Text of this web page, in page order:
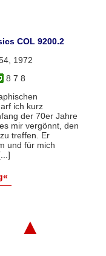
COL 9200.2
1972
8 7 8
ich kurz
der 70er Jahre
mir vergönnt, den
treffen. Er
und für mich
▲